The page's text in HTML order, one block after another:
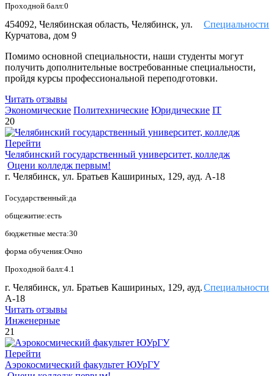
Проходной балл:0
Специальности
454092, Челябинская область, Челябинск, ул.
Курчатова, дом 9
Помимо основной специальности, наши студенты могут
получить дополнительные востребованные специальности,
пройдя курсы профессиональной переподготовки.
Читать отзывы
Экономические Политехнические Юридические IT
20
Перейти
Челябинский государственный университет, колледж
Оцени колледж первым!
г. Ч​елябинск, ул. Братьев Кашириных, 129, ауд. А-18
Государственный:да
общежитие:есть
бюджетные места:30
форма обучения:Очно
Проходной балл:4.1
Специальности
г. Ч​елябинск, ул. Братьев Кашириных, 129, ауд.
А-18
Читать отзывы
Инженерные
21
Перейти
Аэрокосмический факультет ЮУрГУ